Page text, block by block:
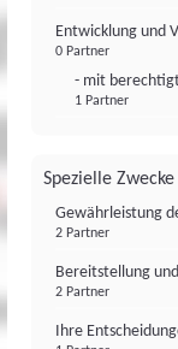
Entwicklung und
0 Partner
- mit
1 Partner
Spezielle Zwecke
Gewährleistung
2 Partner
Bereitstellung
2 Partner
Ihre